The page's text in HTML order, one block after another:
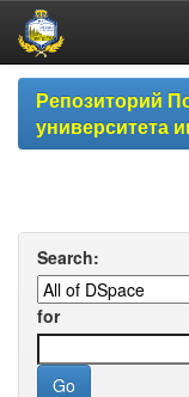
Skip
navigationРепозиторий
университета
Search:
for